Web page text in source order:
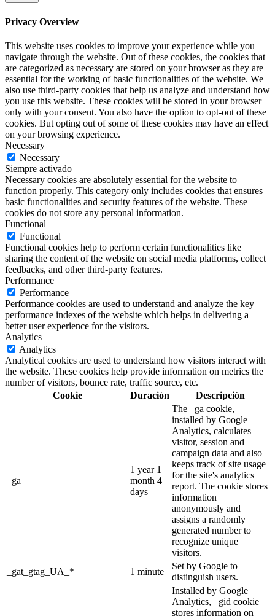
Privacy Overview
This website uses cookies to improve your experience while you
navigate through the website. Out of these cookies, the cookies that
are categorized as necessary are stored on your browser as they are
essential for the working of basic functionalities of the website. We
also use third-party cookies that help us analyze and understand how
you use this website. These cookies will be stored in your browser
only with your consent. You also have the option to opt-out of these
cookies. But opting out of some of these cookies may have an effect
on your browsing experience.
Necessary
Necessary
Siempre activado
Necessary cookies are absolutely essential for the website to
function properly. This category only includes cookies that ensures
basic functionalities and security features of the website. These
cookies do not store any personal information.
Functional
Functional
Functional cookies help to perform certain functionalities like
sharing the content of the website on social media platforms, collect
feedbacks, and other third-party features.
Performance
Performance
Performance cookies are used to understand and analyze the key
performance indexes of the website which helps in delivering a
better user experience for the visitors.
Analytics
Analytics
Analytical cookies are used to understand how visitors interact with
the website. These cookies help provide information on metrics the
number of visitors, bounce rate, traffic source, etc.
Cookie
Duración Descripción
_ga
1 year 1
month 4
days
The _ga cookie,
installed by Google
Analytics, calculates
visitor, session and
campaign data and also
keeps track of site usage
for the site's analytics
report. The cookie stores
information
anonymously and
assigns a randomly
generated number to
recognize unique
visitors.
_gat_gtag_UA_*
1 minute
Set by Google to
distinguish users.
Installed by Google
Analytics, _gid cookie
stores information on